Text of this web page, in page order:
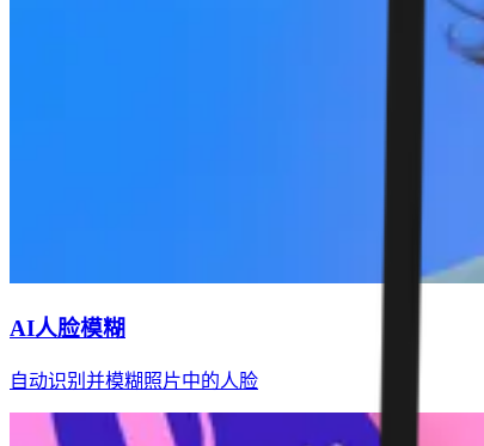
AI人脸模糊
自动识别并模糊照片中的人脸